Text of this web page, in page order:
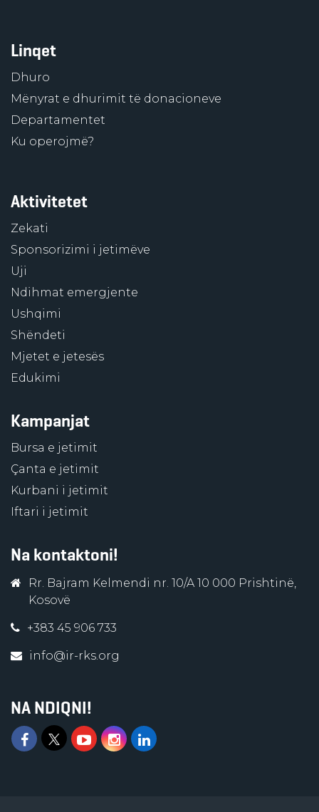
Linqet
Dhuro
Mënyrat e dhurimit të donacioneve
Departamentet
Ku operojmë?
Aktivitetet
Zekati
Sponsorizimi i jetimëve
Uji
Ndihmat emergjente
Ushqimi
Shëndeti
Mjetet e jetesës
Edukimi
Kampanjat
Bursa e jetimit
Çanta e jetimit
Kurbani i jetimit
Iftari i jetimit
Na kontaktoni!
Rr. Bajram Kelmendi nr. 10/A 10 000 Prishtinë,
Kosovë
+383 45 906 733
info@ir-rks.org
NA NDIQNI!